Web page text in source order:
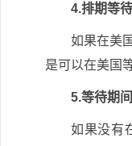
4.排期等
如果在美
是可以在美国
5.等待期
如果没有